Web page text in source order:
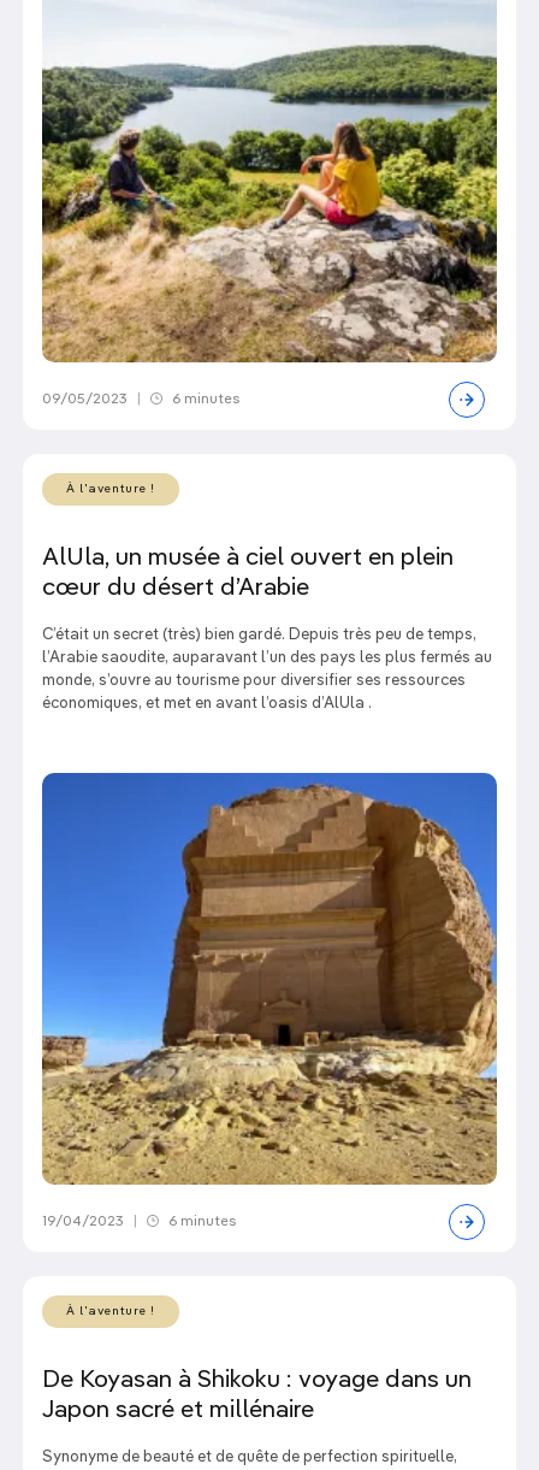
09/05/2023 6 minutes
À l'aventure !
AlUla, un musée à ciel ouvert en plein
cœur du désert d’Arabie
C’était un secret (très) bien gardé. Depuis très peu de temps,
l’Arabie saoudite, auparavant l’un des pays les plus fermés au
monde, s’ouvre au tourisme pour diversifier ses ressources
économiques, et met en avant l’oasis d’AlUla .
19/04/2023 6 minutes
À l'aventure !
De Koyasan à Shikoku : voyage dans un
Japon sacré et millénaire
Synonyme de beauté et de quête de perfection spirituelle,